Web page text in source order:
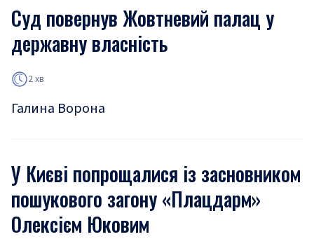
Суд повернув Жовтневий палац у
державну власність
2 хв
Галина Ворона
У Києві попрощалися із засновником
пошукового загону «Плацдарм»
Олексієм Юковим